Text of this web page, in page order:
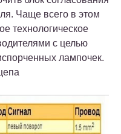
Чаще всего в этом
технологическое
с целью
лампочек.